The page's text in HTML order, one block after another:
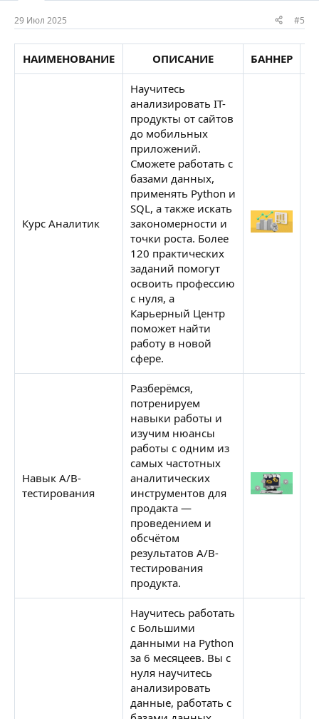
29 Июл 2025 #5
НАИМЕНОВАНИЕ ОПИСАНИЕ БАННЕР
Курс Аналитик
Научитесь
анализировать IT-
продукты от сайтов
до мобильных
приложений.
Сможете работать с
базами данных,
применять Python и
SQL, а также искать
закономерности и
точки роста. Более
120 практических
заданий помогут
освоить профессию
с нуля, а
Карьерный Центр
поможет найти
работу в новой
сфере.
Навык A/B-
тестирования
Разберёмся,
потренируем
навыки работы и
изучим нюансы
работы с одним из
самых частотных
аналитических
инструментов для
продакта —
проведением и
обсчётом
результатов A/B-
тестирования
продукта.
Научитесь работать
с Большими
данными на Python
за 6 месяцеев. Вы с
нуля научитесь
анализировать
данные, работать с